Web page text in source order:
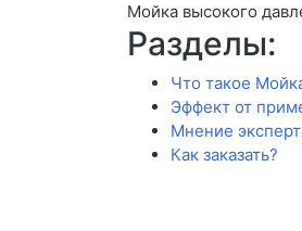
Мойка высокого
Разделы:
Что такое
Эффект от
Мнение
Как заказать?